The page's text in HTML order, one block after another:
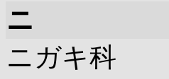
ニ
ニガキ科